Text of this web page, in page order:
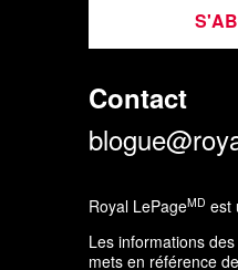
Contact
Royal LePageMD est
Les informations
mets en référence